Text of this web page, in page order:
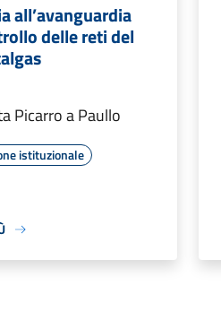
all’avanguardia
delle reti del
Picarro a Paullo
istituzionale